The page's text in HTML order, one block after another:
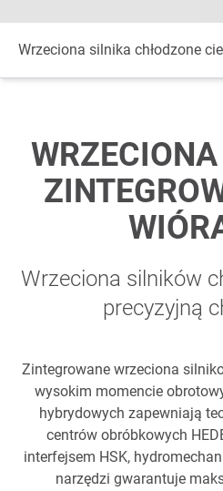
Wrzeciona silnika chłodzone
Wrzeciona silników
precyzyjną
Zintegrowane wrzeciona
wysokim momencie
hybrydowych zapewniają
centrów obróbkowych
interfejsem HSK,
narzędzi gwarantuje